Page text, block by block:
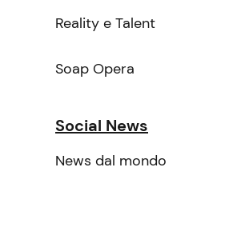
Reality e Talent
Soap Opera
Social News
News dal mondo